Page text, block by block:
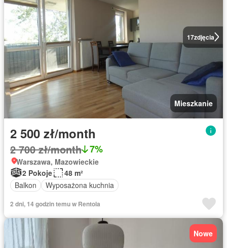
17zdjęcia
Mieszkanie
2 500 zł/month
2 700 zł/month 7%
Warszawa, Mazowieckie
2 Pokoje
48 m²
Balkon
Wyposażona kuchnia
2 dni, 14 godzin temu w Rentola
Nowe